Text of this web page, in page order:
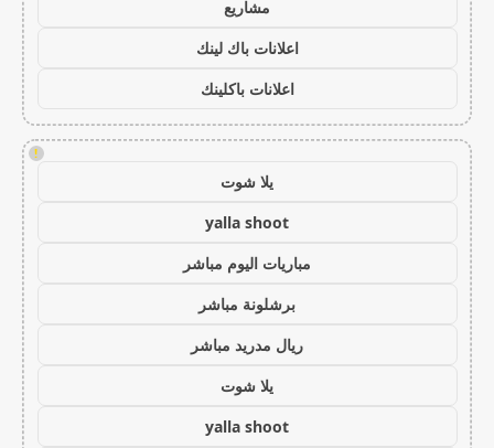
مشاريع
اعلانات باك لينك
اعلانات باكلينك
!
يلا شوت
yalla shoot
مباريات اليوم مباشر
برشلونة مباشر
ريال مدريد مباشر
يلا شوت
yalla shoot